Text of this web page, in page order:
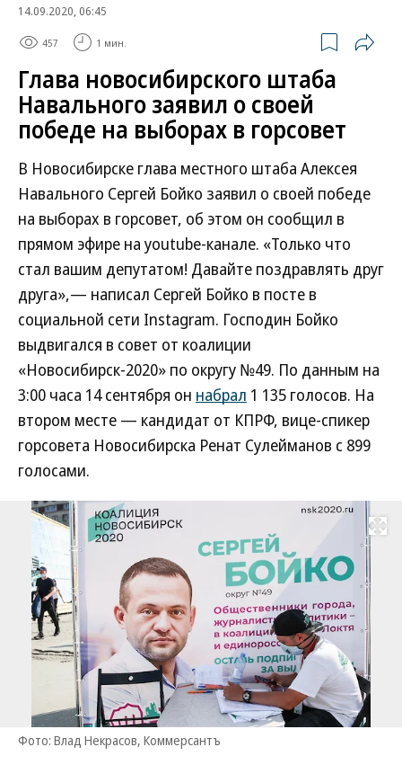
14.09.2020, 06:45
457 1 мин.
Глава новосибирского штаба
Навального заявил о своей
победе на выборах в горсовет
В Новосибирске глава местного штаба Алексея
Навального Сергей Бойко заявил о своей победе
на выборах в горсовет, об этом он сообщил в
прямом эфире на youtube-канале. «Только что
стал вашим депутатом! Давайте поздравлять друг
друга»,— написал Сергей Бойко в посте в
социальной сети Instagram. Господин Бойко
выдвигался в совет от коалиции
«Новосибирск-2020» по округу №49. По данным на
3:00 часа 14 сентября он набрал 1 135 голосов. На
втором месте — кандидат от КПРФ, вице-спикер
горсовета Новосибирска Ренат Сулейманов с 899
голосами.
Развернуть
Фото: Влад Некрасов, Коммерсантъ